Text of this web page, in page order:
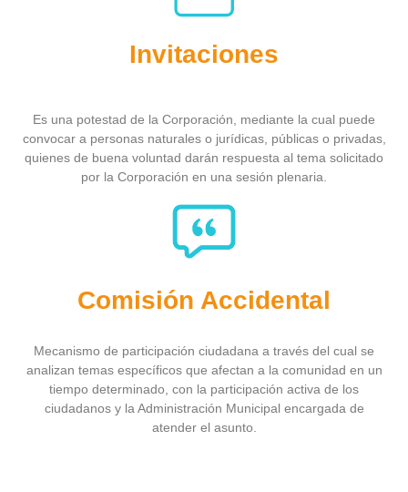
Invitaciones
Es una potestad de la Corporación, mediante la cual puede
convocar a personas naturales o jurídicas, públicas o privadas,
quienes de buena voluntad darán respuesta al tema solicitado
por la Corporación en una sesión plenaria.
Comisión Accidental
Mecanismo de participación ciudadana a través del cual se
analizan temas específicos que afectan a la comunidad en un
tiempo determinado, con la participación activa de los
ciudadanos y la Administración Municipal encargada de
atender el asunto.